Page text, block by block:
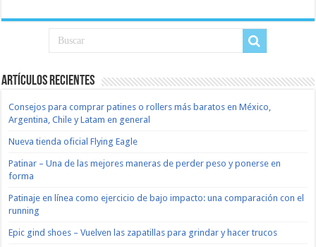
Artículos recientes
Consejos para comprar patines o rollers más baratos en México,
Argentina, Chile y Latam en general
Nueva tienda oficial Flying Eagle
Patinar – Una de las mejores maneras de perder peso y ponerse en
forma
Patinaje en línea como ejercicio de bajo impacto: una comparación con el
running
Epic gind shoes – Vuelven las zapatillas para grindar y hacer trucos